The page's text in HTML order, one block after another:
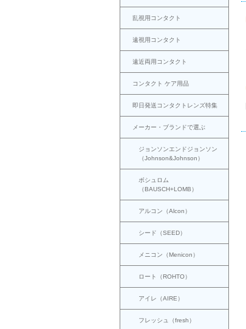
乱視用コンタクト
遠視用コンタクト
遠近両用コンタクト
コンタクト ケア用品
即日発送コンタクトレンズ特集
メーカー・ブランドで選ぶ
ジョンソンエンドジョンソン
（Johnson&Johnson）
ボシュロム
（BAUSCH+LOMB）
アルコン（Alcon）
シード（SEED）
メニコン（Menicon）
ロート（ROHTO）
アイレ（AIRE）
フレッシュ（fresh）